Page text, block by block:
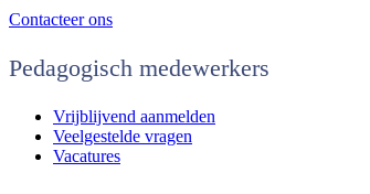
Contacteer ons
Pedagogisch medewerkers
Vrijblijvend aanmelden
Veelgestelde vragen
Vacatures